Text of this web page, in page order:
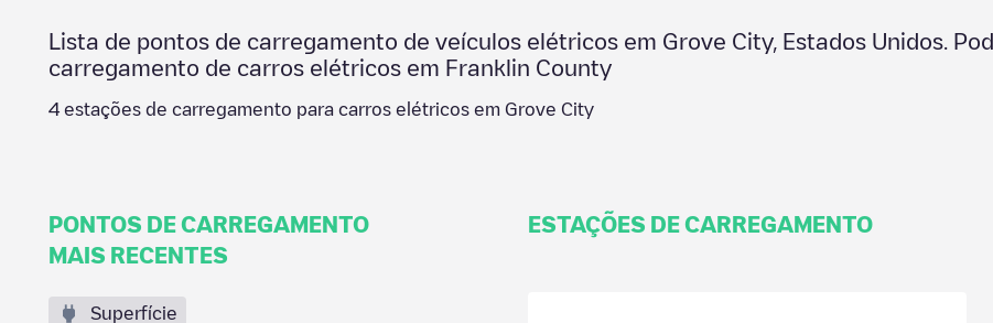
Lista de pontos de carregamento de veículos elétricos em Grove City, Estados Unidos .
carregamento de carros elétricos em Franklin County
4 estações de carregamento para carros elétricos em Grove City
PONTOS DE CARREGAMENTO
MAIS RECENTES
Superfície
ESTAÇÕES DE CARREGAMENTO